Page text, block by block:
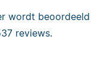
wordt beoordeeld
reviews.